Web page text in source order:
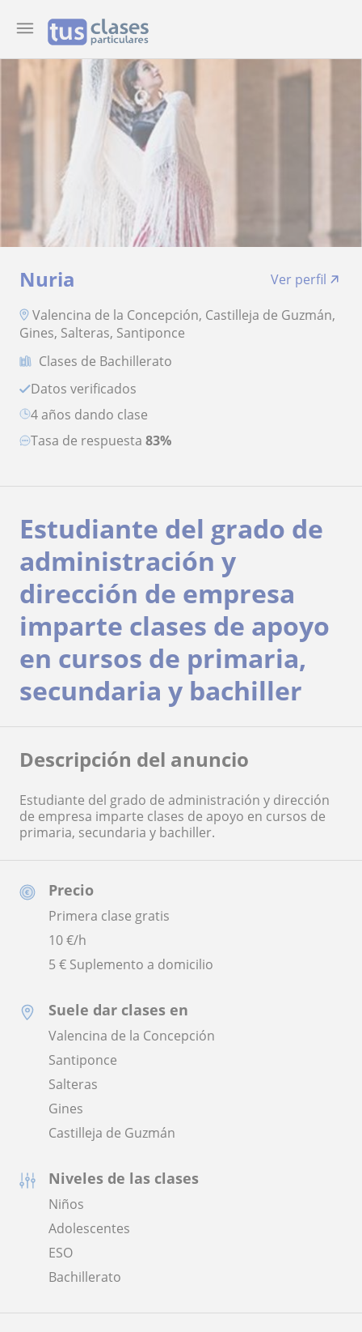
Nuria
Ver perfil
Valencina de la Concepción, Castilleja de Guzmán,
Gines, Salteras, Santiponce
Clases de Bachillerato
Datos verificados
4 años dando clase
Tasa de respuesta 83%
Precio
Primera clase gratis
10€/h
5 € Suplemento a domicilio
Suele dar clases en
Valencina de la Concepción
Santiponce
Salteras
Gines
Castilleja de Guzmán
Niveles de las clases
Niños
Adolescentes
ESO
Bachillerato
Estudiante del grado de
administración y
dirección de empresa
imparte clases de apoyo
en cursos de primaria,
secundaria y bachiller
Descripción del anuncio
Estudiante del grado de administración y dirección
de empresa imparte clases de apoyo en cursos de
primaria, secundaria y bachiller.